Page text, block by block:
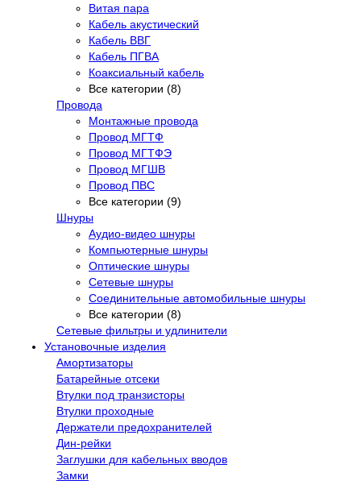
Витая пара
Кабель акустический
Кабель ВВГ
Кабель ПГВА
Коаксиальный кабель
Все категории (8)
Провода
Монтажные провода
Провод МГТФ
Провод МГТФЭ
Провод МГШВ
Провод ПВС
Все категории (9)
Шнуры
Аудио-видео шнуры
Компьютерные шнуры
Оптические шнуры
Сетевые шнуры
Соединительные автомобильные шнуры
Все категории (8)
Сетевые фильтры и удлинители
Установочные изделия
Амортизаторы
Батарейные отсеки
Втулки под транзисторы
Втулки проходные
Держатели предохранителей
Дин-рейки
Заглушки для кабельных вводов
Замки